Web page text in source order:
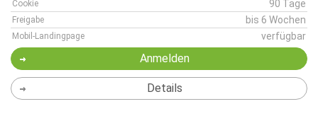
Cookie 90 Tage
Freigabe bis 6 Wochen
Mobil-Landingpage verfügbar
Anmelden
Details